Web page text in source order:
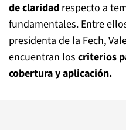
de claridad respecto a
fundamentales. Entre
presidenta de la Fech,
encuentran los criterios
cobertura y aplicación.